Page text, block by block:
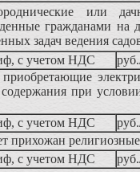
или
гражданами на
задач ведения
с учетом НДС
при
с учетом НДС
прихожан
с учетом НДС